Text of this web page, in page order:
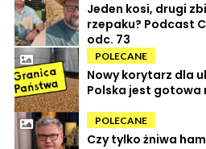
Jeden kosi, drugi
rzepaku? Podcast
odc. 73
POLECANE
Nowy korytarz dla
Polska jest
POLECANE
Czy tylko żniwa